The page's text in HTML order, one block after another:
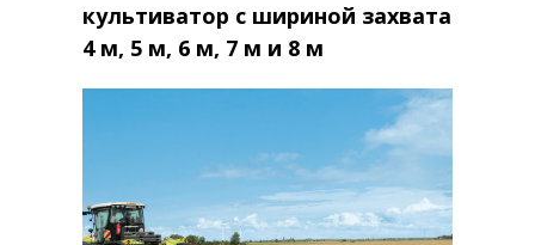
культиватор с шириной захвата
4 м, 5 м, 6 м, 7 м и 8 м